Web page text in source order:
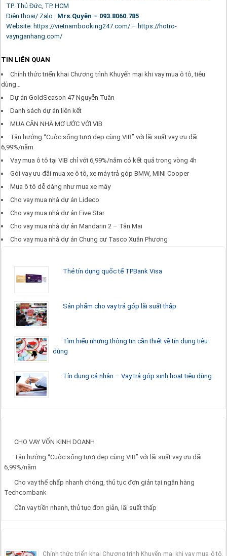
TP. Thủ Đức, TP. HCM
Điện thoại/ Zalo : Mrs.Quyên – 093.8060.785
Website: https://vietnambooking247.com/ – https://hotro-
vaynganhang.com/
TIN LIÊN QUAN
Chính thức triển khai Chương trình Khuyến mại khi vay mua ô tô, tiêu
dùng…
Dự án GoldSeason 47 Nguyễn Tuân
Danh sách dự án liên kết
MUA CĂN NHÀ MƠ ƯỚC VỚI VIB
Tận hưởng “Cuộc sống tươi đẹp cùng VIB” với lãi suất vay ưu đãi
6,99%/năm
Vay mua ô tô tại VIB chỉ với 6,99%/năm có kết quả trong vòng 4h
Gói vay ưu đãi mua xe ô tô, xe máy trả góp BMW, MINI Cooper
Mua ô tô dễ dàng như mua xe máy
Cho vay mua nhà dự án Lideco
Cho vay mua nhà dự án Five Star
Cho vay mua nhà dự án Mandarin 2 – Tân Mai
Cho vay mua nhà dự án Chung cư Tasco Xuân Phương
Thẻ tín dụng quốc tế TPBank Visa
Sản phẩm cho vay trả góp lãi suất thấp
Tìm hiểu những thông tin cần thiết về tín dụng tiêu
dùng
Tín dụng cá nhân – Vay trả góp sinh hoạt tiêu dùng
CHO VAY VỐN KINH DOANH
Tận hưởng “Cuộc sống tươi đẹp cùng VIB” với lãi suất vay ưu đãi
6,99%/năm
Cho vay thế chấp nhanh chóng, thủ tục đơn giản tại ngân hàng
Techcombank
Cần vay tiền nhanh, thủ tục đơn giản, lãi suất thấp
Chính thức triển khai Chương trình Khuyến mại khi vay mua ô tô,